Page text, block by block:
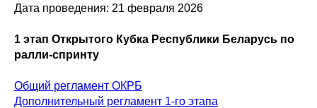
Дата проведения: 21 февраля 2026
1 этап Открытого Кубка Республики Беларусь по
ралли-спринту
Общий регламент ОКРБ
Дополнительный регламент 1-го этапа